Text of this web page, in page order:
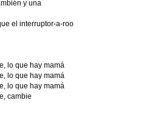
y una
el interruptor-a-roo
lo que hay mamá
lo que hay mamá
lo que hay mamá
cambie